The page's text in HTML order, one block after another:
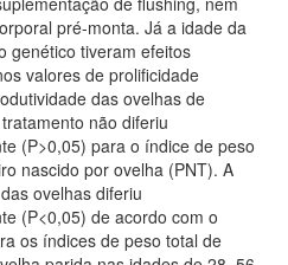
pré-monta. Já a idade da
genético tiveram efeitos
valores de prolificidade
das ovelhas de
não diferiu
(P>0,05) para o índice de peso
nascido por ovelha (PNT). A
ovelhas diferiu
(P<0,05) de acordo com o
os índices de peso total de